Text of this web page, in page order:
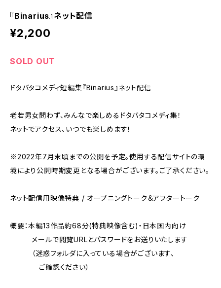
『Binarius』ネット配信
¥2,200
SOLD OUT
ドタバタコメディ短編集『Binarius』ネット配信
老若男女問わず、みんなで楽しめるドタバタコメディ集！
ネットでアクセス、いつでも楽しめます！
※2022年7月末頃までの公開を予定。使用する配信サイトの環
境により公開時期変更となる場合がございます。ご了承ください。
ネット配信用映像特典 / オープニングトーク＆アフタートーク
概要：本編13作品約68分(特典映像含む)・日本国内向け
メールで閲覧URLとパスワードをお送りいたします
（迷惑フォルダに入っている場合がございます、
ご確認ください）